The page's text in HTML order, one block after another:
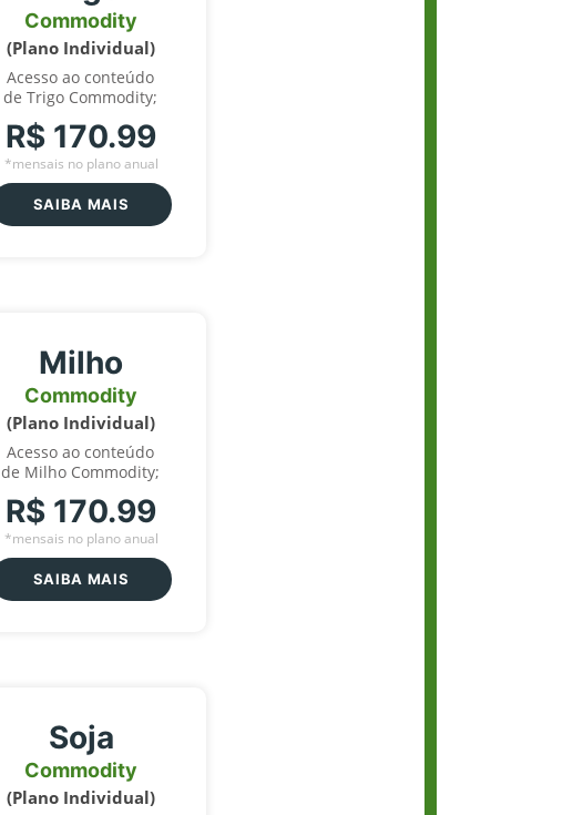
Commodity
(Plano Individual)
Acesso ao conteúdo
de Trigo Commodity;
R$ 170.99
*mensais no plano anual
SAIBA MAIS
Milho
Commodity
(Plano Individual)
Acesso ao conteúdo
de Milho Commodity;
R$ 170.99
*mensais no plano anual
SAIBA MAIS
Soja
Commodity
(Plano Individual)